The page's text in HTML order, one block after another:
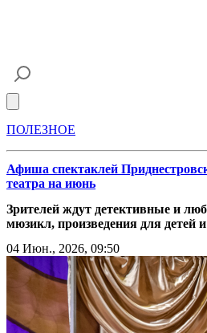
ПОЛЕЗНОЕ
Афиша спектаклей
театра на июнь
Зрителей ждут детективные и
мюзикл, произведения для детей
04 Июн., 2026, 09:50